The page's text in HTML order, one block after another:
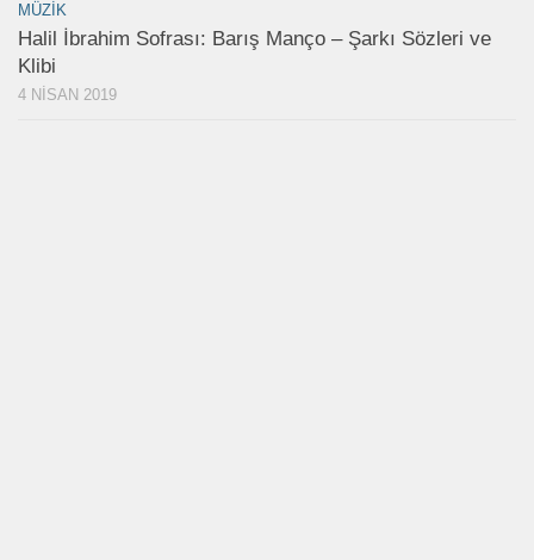
MÜZIK
Halil İbrahim Sofrası: Barış Manço – Şarkı Sözleri ve
Klibi
4 NISAN 2019